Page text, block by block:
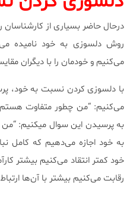
درحال حاضر بسیاری از
روش دلسوزی به خود نامیده
می‌کنیم و خودمان را با دیگران
با دلسوزی کردن نسبت به خود،
می‌کنیم: “من چطور متفاوت
به پرسیدن این سوال میکنیم: “من
به خود اجازه می‌دهیم که کامل
خود کمتر انتقاد می‌کنیم بیشتر
رقابت می‌کنیم بیشتر با آن‌ها